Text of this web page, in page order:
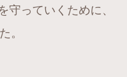
っていくために、
。